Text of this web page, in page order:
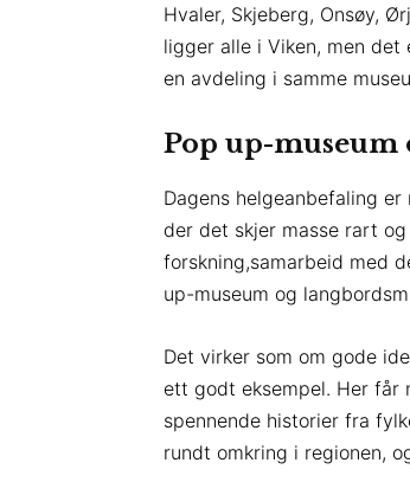
Hvaler, Skjeberg, Onsøy,
ligger alle i Viken, men
en avdeling i samme
Pop up-
Dagens helgeanbefaling er
der det skjer masse rart
forskning,samarbeid med
up-museum og
Det virker som om gode
ett godt eksempel. Her får
spennende historier fra
rundt omkring i regionen,